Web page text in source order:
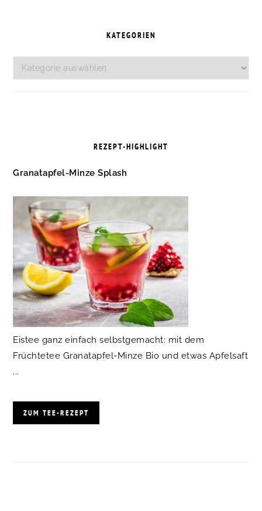
KATEGORIEN
Kategorien
REZEPT-HIGHLIGHT
Granatapfel-Minze Splash
Eistee ganz einfach selbstgemacht: mit dem
Früchtetee Granatapfel-Minze Bio und etwas Apfelsaft
...
ZUM TEE-REZEPT